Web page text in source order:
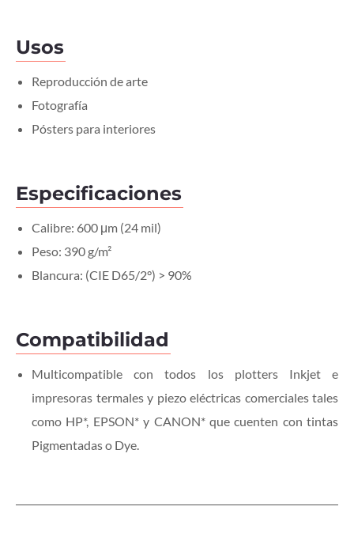
Usos
Reproducción de arte
Fotografía
Pósters para interiores
Especificaciones
Calibre: 600 μm (24 mil)
Peso: 390 g/m²
Blancura: (CIE D65/2°) > 90%
Compatibilidad
Multicompatible con todos los plotters Inkjet e
impresoras termales y piezo eléctricas comerciales tales
como HP*, EPSON* y CANON* que cuenten con tintas
Pigmentadas o Dye.